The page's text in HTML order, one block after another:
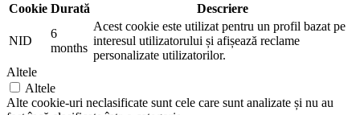
Cookie Durată Descriere
NID
6
months
Acest cookie este utilizat pentru un profil bazat pe
interesul utilizatorului și afișează reclame
personalizate utilizatorilor.
Altele
Altele
Alte cookie-uri neclasificate sunt cele care sunt analizate și nu au